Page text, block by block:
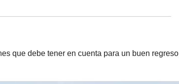
que debe tener en cuenta para un buen regreso